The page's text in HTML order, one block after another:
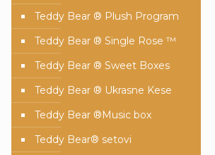
Teddy Bear ® Plush Program
Teddy Bear ® Single Rose ™
Teddy Bear ® Sweet Boxes
Teddy Bear ® Ukrasne Kese
Teddy Bear ®Music box
Teddy Bear® setovi